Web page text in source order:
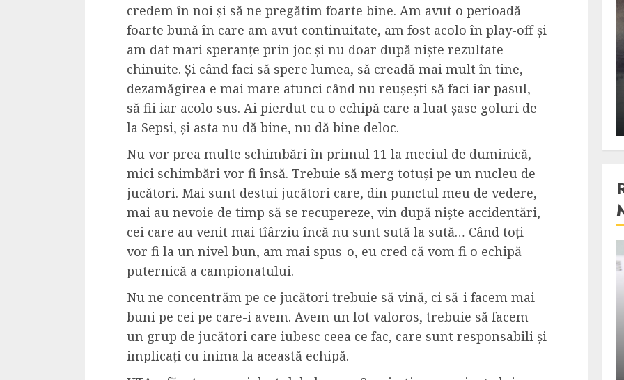
credem în noi și să ne pregătim foarte bine. Am avut o perioadă
foarte bună în care am avut continuitate, am fost acolo în play-off și
am dat mari speranțe prin joc și nu doar după niște rezultate
chinuite. Și când faci să spere lumea, să creadă mai mult în tine,
dezamăgirea e mai mare atunci când nu reușești să faci iar pasul,
să fii iar acolo sus. Ai pierdut cu o echipă care a luat șase goluri de
la Sepsi, și asta nu dă bine, nu dă bine deloc.
Nu vor prea multe schimbări în primul 11 la meciul de duminică,
mici schimbări vor fi însă. Trebuie să merg totuși pe un nucleu de
jucători. Mai sunt destui jucători care, din punctul meu de vedere,
mai au nevoie de timp să se recupereze, vin după niște accidentări,
cei care au venit mai tîârziu încă nu sunt sută la sută… Când toți
vor fi la un nivel bun, am mai spus-o, eu cred că vom fi o echipă
puternică a campionatului.
Nu ne concentrăm pe ce jucători trebuie să vină, ci să-i facem mai
buni pe cei pe care-i avem. Avem un lot valoros, trebuie să facem
un grup de jucători care iubesc ceea ce fac, care sunt responsabili și
implicați cu inima la această echipă.
La zi
Razboiul din Gaza, scanteia
fatala pentru Orientul
Mijlociu?
Stiinta
Lumina ar putea contribui
si ea la evaporarea apei in
natura
3 min read
Din fotoliu
Dungeons & Dragons:
Onoare printre hoti, un
film ca un joc care te
cucereste de la primele
4 min read
Din fotoliu
The Killer, un film care nu a
reusit sa se ridice la